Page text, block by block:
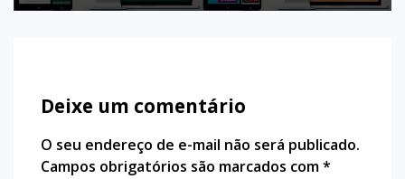
Deixe um comentário
O seu endereço de e-mail não será publicado.
Campos obrigatórios são marcados com*